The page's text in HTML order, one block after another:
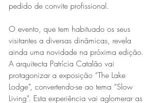
pedido de convite profissional.
O evento, que tem habituado os seus
visitantes a diversas dinâmicas, revela
ainda uma novidade na próxima edição.
A arquitecta Patrícia Catalão vai
protagonizar a exposição “The Lake
Lodge”, convertendo-se ao tema “Slow
Living”. Esta experiência vai aglomerar as